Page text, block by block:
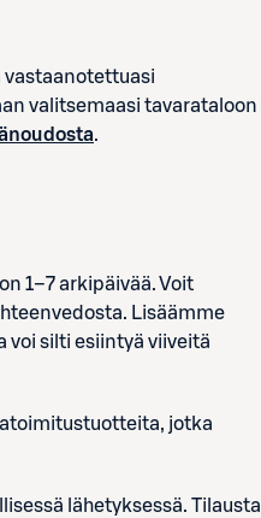
vastaanotettuasi
valitsemaasi tavarataloon
.
1–7 arkipäivää. Voit
Lisäämme
voi silti esiintyä viiveitä
jotka
lähetyksessä. Tilausta